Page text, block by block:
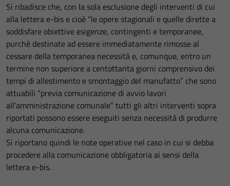
Si ribadisce che, con la sola esclusione degli interventi di cui
alla lettera e-bis e cioè “le opere stagionali e quelle dirette a
soddisfare obiettive esigenze, contingenti e temporanee,
purché destinate ad essere immediatamente rimosse al
cessare della temporanea necessità e, comunque, entro un
termine non superiore a centottanta giorni comprensivo dei
tempi di allestimento e smontaggio del manufatto” che sono
attuabili “previa comunicazione di avvio lavori
all’amministrazione comunale” tutti gli altri interventi sopra
riportati possono essere eseguiti senza necessità di produrre
alcuna comunicazione.
Si riportano quindi le note operative nel caso in cui si debba
procedere alla comunicazione obbligatoria ai sensi della
lettera e-bis.